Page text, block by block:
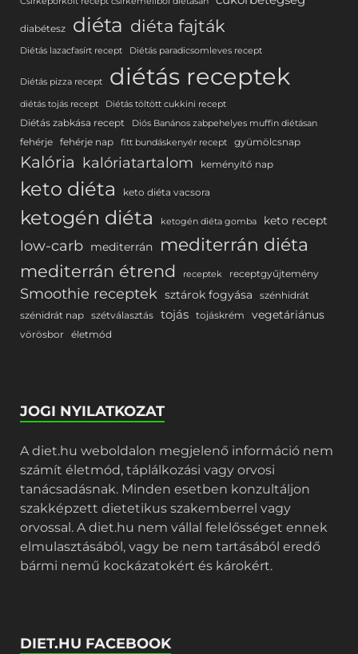
diabétesz diéta diéta fajták
Diétás lazacfasírt recept Diétás paradicsomleves recept
Diétás pizza recept diétás receptek
diétás tojás recept Diétás töltött cukkini recept
Diétás zabkása recept Diós Banános zabpehelyes muffin diétásan
fehérje fehérje nap fitt bundáskenyér recept gyümölcsnap
Kalória kalóriatartalom keményítő nap
keto diéta keto diéta vacsora
ketogén diéta ketogén diéta gomba keto recept
low-carb mediterrán mediterrán diéta
mediterrán étrend receptek receptgyűjtemény
Smoothie receptek sztárok fogyása
szénhidrát
szénidrát nap szétválasztás tojás tojáskrém vegetáriánus
vörösbor életmód
JOGI NYILATKOZAT
A diet.hu weboldalon megjelenő információ nem
számít életmód, táplálkozási vagy orvosi
tanácsadásnak. Minden esetben konzultáljon
szakképzett dietetikus szakemberrel vagy
orvossal. A diet.hu nem vállal felelősséget ennek
elmulasztásából, vagy be nem tartásából eredő
bármi nemű kockázatokért és károkért.
DIET.HU FACEBOOK